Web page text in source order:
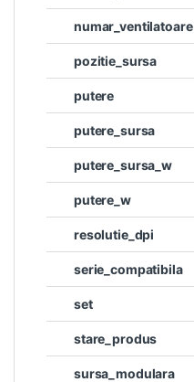
numar_ventilatoare
pozitie_sursa
putere
putere_sursa
putere_sursa_w
putere_w
resolutie_dpi
serie_compatibila
set
stare_produs
sursa_modulara